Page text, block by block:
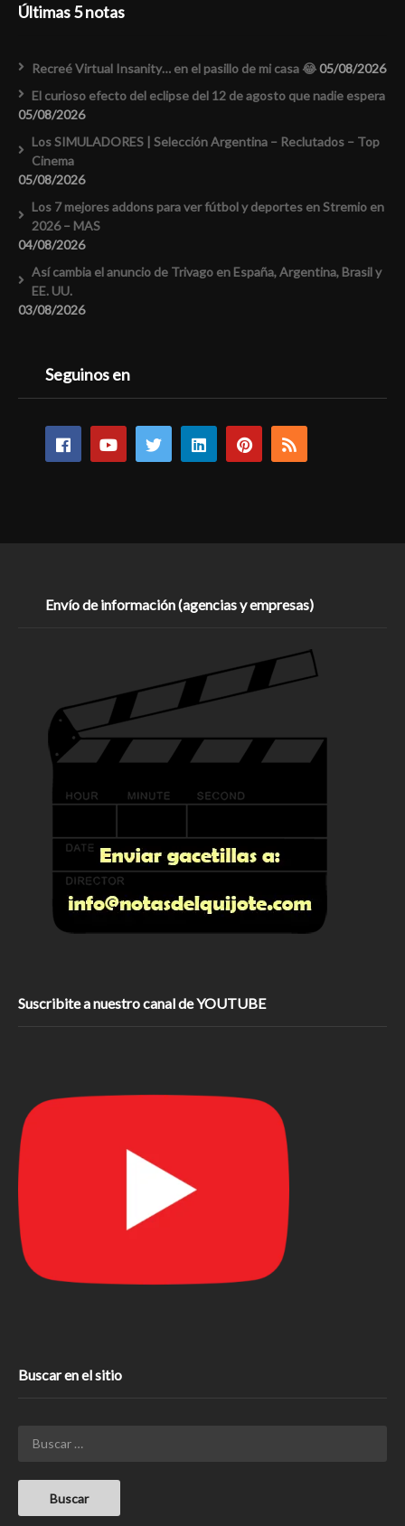
Últimas 5 notas
Recreé Virtual Insanity… en el pasillo de mi casa 😂05/08/2026
El curioso efecto del eclipse del 12 de agosto que nadie espera
05/08/2026
Los SIMULADORES | Selección Argentina – Reclutados – Top
Cinema
05/08/2026
Los 7 mejores addons para ver fútbol y deportes en Stremio en
2026 – MAS
04/08/2026
Así cambia el anuncio de Trivago en España, Argentina, Brasil y
EE. UU.
03/08/2026
Seguinos en
Envío de información (agencias y empresas)
Suscribite a nuestro canal de YOUTUBE
Buscar en el sitio